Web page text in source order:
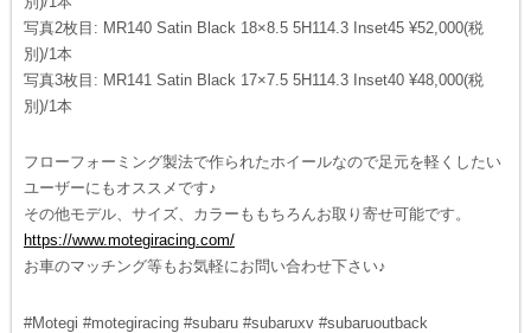
写真2枚目: MR140 Satin Black 18×8.5 5H114.3 Inset45 ¥52,000(税
別)/1本
写真3枚目: MR141 Satin Black 17×7.5 5H114.3 Inset40 ¥48,000(税
別)/1本
フローフォーミング製法で作られたホイールなので足元を軽くしたい
ユーザーにもオススメです♪
その他モデル、サイズ、カラーももちろんお取り寄せ可能です。
https://www.motegiracing.com/
お車のマッチング等もお気軽にお問い合わせ下さい♪
#Motegi #motegiracing #subaru #subaruxv #subaruoutback